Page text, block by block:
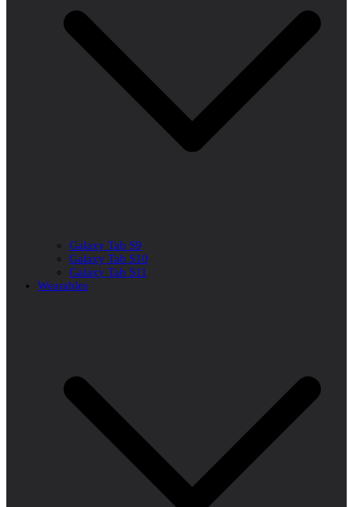
Galaxy Tab S9
Galaxy Tab S10
Galaxy Tab S11
Wearables